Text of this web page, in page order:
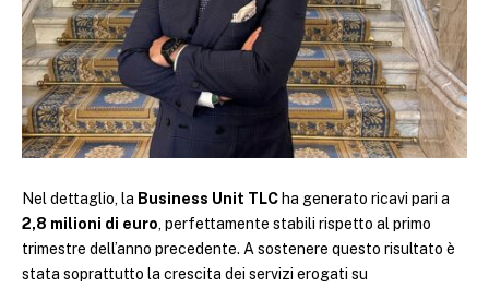
Nel dettaglio, la Business Unit TLC ha generato ricavi pari a
2,8 milioni di euro, perfettamente stabili rispetto al primo
trimestre dell’anno precedente. A sostenere questo risultato è
stata soprattutto la crescita dei servizi erogati su